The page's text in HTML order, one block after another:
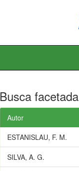
Busca facetada
Autor
ESTANISLAU, F. M.
SILVA, A. G.